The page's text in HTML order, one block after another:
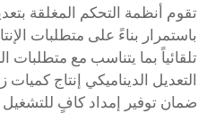
تقوم أنظمة التحكم المغلقة
باستمرار بناءً على متطلبات
تلقائياً بما يتناسب مع متطلبات
التعديل الديناميكي إنتاج
ضمان توفير إمداد كافٍ